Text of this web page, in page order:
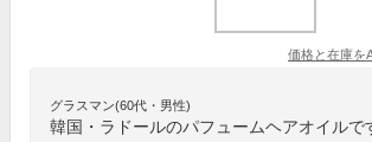
価格と在庫を
グラスマン(60代・男性)
韓国・ラドールのパフュームヘアオイルで